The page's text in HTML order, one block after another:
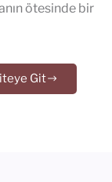
ötesinde bir
Git